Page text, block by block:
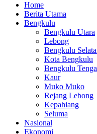
Home
Berita Utama
Bengkulu
Bengkulu Utara
Lebong
Bengkulu
Kota Bengkulu
Bengkulu
Kaur
Muko Muko
Rejang Lebong
Kepahiang
Seluma
Nasional
Ekonomi